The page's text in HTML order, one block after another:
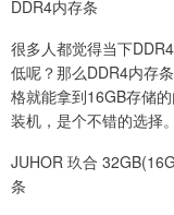
DDR4内存条
很多人都觉得当下
低呢？那么DDR4内存
格就能拿到16GB存储
装机，是个不错的选择。
JUHOR 玖合
条